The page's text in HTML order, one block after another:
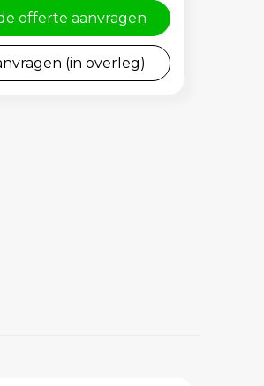
offerte aanvragen
(in overleg)